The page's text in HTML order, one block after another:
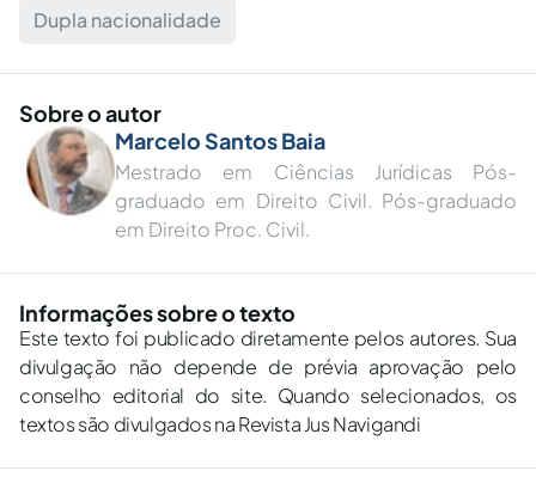
Dupla nacionalidade
Sobre o autor
Marcelo Santos Baia
Mestrado em Ciências Jurídicas Pós-
graduado em Direito Civil. Pós-graduado
em Direito Proc. Civil.
Informações sobre o texto
Este texto foi publicado diretamente pelos autores. Sua
divulgação não depende de prévia aprovação pelo
conselho editorial do site. Quando selecionados, os
textos são divulgados na Revista Jus Navigandi